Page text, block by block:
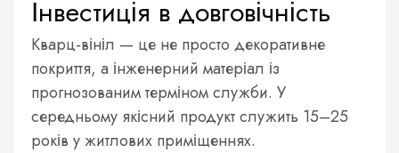
Інвестиція в довговічність
Кварц-вініл — це не просто декоративне
покриття, а інженерний матеріал із
прогнозованим терміном служби. У
середньому якісний продукт служить 15–25
років у житлових приміщеннях.